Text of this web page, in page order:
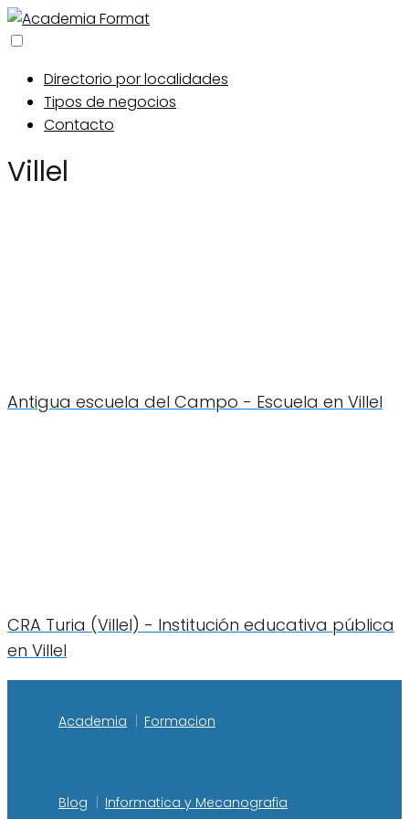
Directorio por localidades
Tipos de negocios
Contacto
Villel
Antigua escuela del Campo - Escuela en Villel
CRA Turia (Villel) - Institución educativa pública
en Villel
Academia Formacion
Blog Informatica y Mecanografia